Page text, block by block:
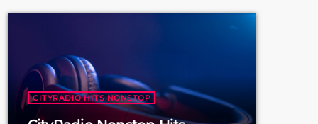
CITYRADIO HITS NONSTOP